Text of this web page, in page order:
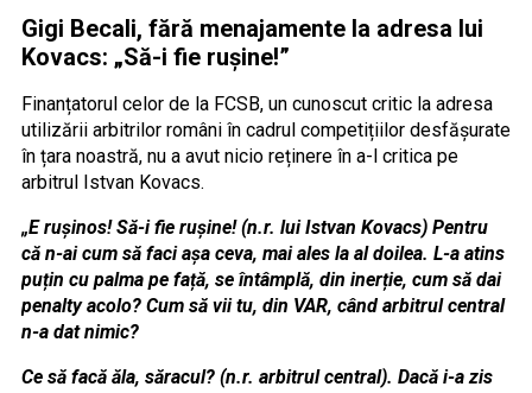
Gigi Becali, fără menajamente la adresa lui
Kovacs: „Să-i fie rușine!”
Finanțatorul celor de la FCSB, un cunoscut critic la adresa
utilizării arbitrilor români în cadrul competițiilor desfășurate
în țara noastră, nu a avut nicio reținere în a-l critica pe
arbitrul Istvan Kovacs.
„E rușinos! Să-i fie rușine! (n.r. lui Istvan Kovacs) Pentru
că n-ai cum să faci așa ceva, mai ales la al doilea. L-a atins
puțin cu palma pe față, se întâmplă, din inerție, cum să dai
penalty acolo? Cum să vii tu, din VAR, când arbitrul central
n-a dat nimic?
Ce să facă ăla, săracul? (n.r. arbitrul central). Dacă i-a zis